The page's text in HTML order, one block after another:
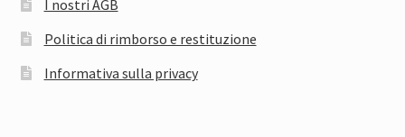
I nostri AGB
Politica di rimborso e restituzione
Informativa sulla privacy